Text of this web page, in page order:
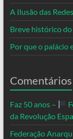
A Ilusão das
Breve histórico
Por que o palácio
Comentários
Faz 50 anos –
da Revolução
Federação